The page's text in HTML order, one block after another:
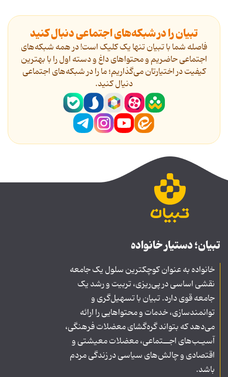
تبیان را در شبکه‌های اجتماعی دنبال کنید
فاصله شما با تبیان تنها یک کلیک است! در همه شبکه‌های
اجتماعی حاضریم و محتواهای داغ و دسته اول را با بهترین
کیفیت در اختیارتان می‌گذاریم؛ ما را در شبکه‌های اجتماعی
دنیال کنید.
تبیان؛ دستیار خانواده
خانواده به عنوان کوچکترین سلول یک جامعه
نقشی اساسی در پی‌ریزی، تربیت و رشد یک
جامعه قوی دارد. تبیان با تسهیل‌گری و
توانمندسازی، خدمات و محتواهایی را ارائه
می‌دهد که بتواند گره‌گشای معضلات فرهنگی،
آسیـب‌های اجــتماعی، معضلات معیشتی و
اقتصادی و چالش‌های سیاسی در زندگی مردم
باشد.